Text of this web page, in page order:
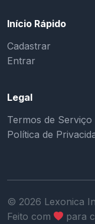
Início Rápido
Cadastrar
Entrar
Legal
Termos de Serviço
Política de
© 2026 Lexonica
Feito com
para